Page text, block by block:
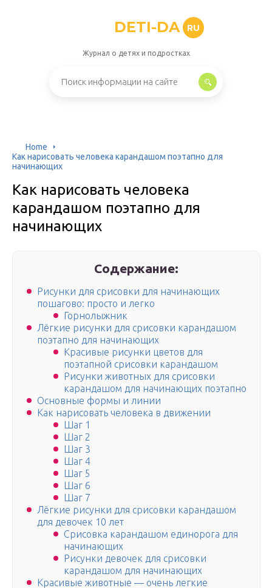
DETI-DA RU
Журнал о детях и подростках
Home
Как нарисовать человека карандашом поэтапно для
начинающих
Как нарисовать человека
карандашом поэтапно для
начинающих
Содержание:
Рисунки для срисовки для начинающих
пошагово: просто и легко
Горнолыжник
Лёгкие рисунки для срисовки карандашом
поэтапно для начинающих
Красивые рисунки цветов для
поэтапной срисовки карандашом
Рисунки животных для срисовки
карандашом для начинающих поэтапно
Основные формы и линии
Как нарисовать человека в движении
Шаг 1
Шаг 2
Шаг 3
Шаг 4
Шаг 5
Шаг 6
Шаг 7
Лёгкие рисунки для срисовки карандашом
для девочек 10 лет
Срисовка карандашом единорога для
начинающих
Рисунки девочек для срисовки
карандашом для начинающих
Красивые животные — очень легкие